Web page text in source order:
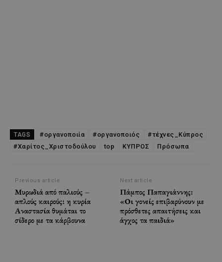
TAGS #οργανοποιία #οργανοποιός
#τέχνες_Κύπρος
#Χαρίτος_Χριστοδούλου
top ΚΥΠΡΟΣ Πρόσωπα
Previous article
Μυρωδιά από παλιούς –
απλούς καιρούς: η κυρία
Αναστασία θυμάται το
σίδερο με τα κάρβουνα
Next article
Πάμπος Παπαγιάννης:
«Οι γονείς επιβαρύνουν με
πρόσθετες απαιτήσεις και
άγχος τα παιδιά»